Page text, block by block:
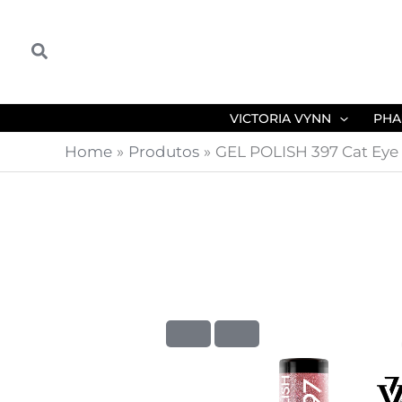
Search
VICTORIA VYNN
Home Produtos GEL POLISH 397 Cat